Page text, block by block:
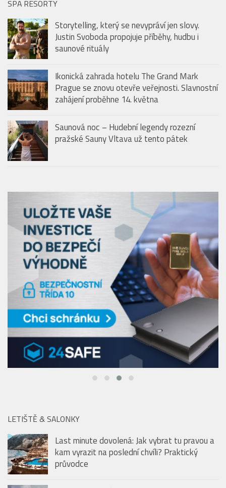
Audio
přehrávač
SPA RESORTY
Storytelling, který se nevypráví jen slovy.
Justin Svoboda propojuje příběhy, hudbu i
saunové rituály
Ikonická zahrada hotelu The Grand Mark
Prague se znovu otevře veřejnosti. Slavnostní
LETIŠTĚ & SALONKY